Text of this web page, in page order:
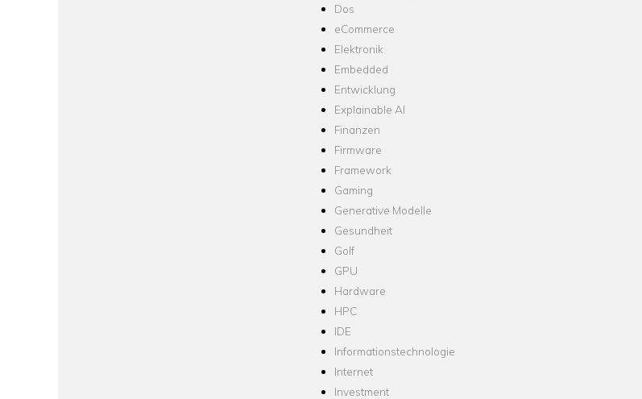
Dos
eCommerce
Elektronik
Embedded
Entwicklung
Explainable AI
Finanzen
Firmware
Framework
Gaming
Generative Modelle
Gesundheit
Golf
GPU
Hardware
HPC
IDE
Informationstechnologie
Internet
Investment